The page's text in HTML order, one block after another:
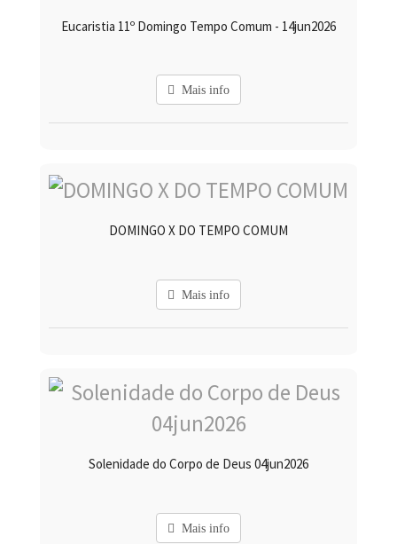
Eucaristia 11º Domingo Tempo Comum - 14jun2026
Mais info
DOMINGO X DO TEMPO COMUM
Mais info
Solenidade do Corpo de Deus 04jun2026
Mais info